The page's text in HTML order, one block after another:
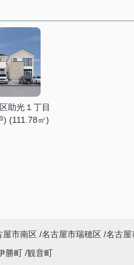
助光１丁目
) (111.78㎡)
屋市南区 名古屋市瑞穂区 名古屋
勝町 観音町